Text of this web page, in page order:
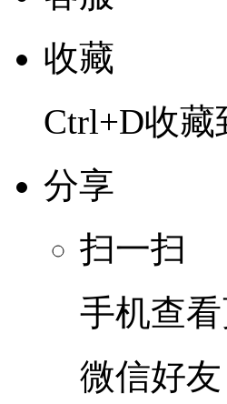
收藏
Ctrl+D收藏
分享
扫一扫
手机查
微信好友